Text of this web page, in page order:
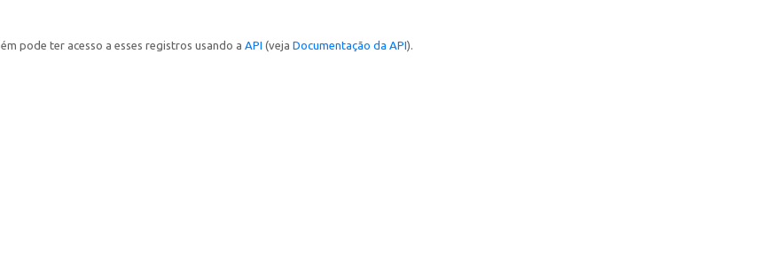
pode ter acesso a esses registros usando a API (veja Documentação da API).